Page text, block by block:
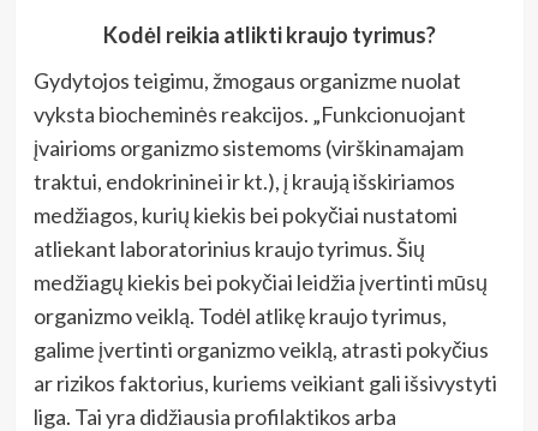
Kodėl reikia atlikti kraujo tyrimus?
Gydytojos teigimu, žmogaus organizme nuolat
vyksta biocheminės reakcijos. „Funkcionuojant
įvairioms organizmo sistemoms (virškinamajam
traktui, endokrininei ir kt.), į kraują išskiriamos
medžiagos, kurių kiekis bei pokyčiai nustatomi
atliekant laboratorinius kraujo tyrimus. Šių
medžiagų kiekis bei pokyčiai leidžia įvertinti mūsų
organizmo veiklą. Todėl atlikę kraujo tyrimus,
galime įvertinti organizmo veiklą, atrasti pokyčius
ar rizikos faktorius, kuriems veikiant gali išsivystyti
liga. Tai yra didžiausia profilaktikos arba